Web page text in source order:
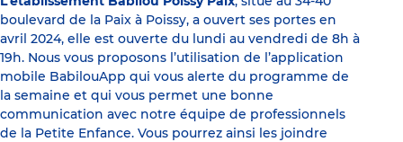
boulevard de la Paix à Poissy, a ouvert ses portes en
avril 2024, elle est ouverte du lundi au vendredi de 8h à
19h. Nous vous proposons l’utilisation de l’application
mobile BabilouApp qui vous alerte du programme de
la semaine et qui vous permet une bonne
communication avec notre équipe de professionnels
de la Petite Enfance. Vous pourrez ainsi les joindre